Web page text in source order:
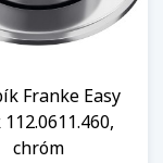
Franke Easy
chróm